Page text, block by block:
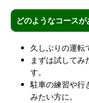
どのようなコース
久しぶりの運転
まずは試して
す。
駐車の練習や行
みたい方に。